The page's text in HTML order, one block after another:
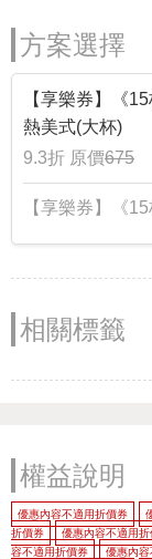
方案選擇
【享樂券】《
熱美式(大杯)
9.3折 原價675
【享樂券】《
相關標籤
權益說明
優惠內容不適用折價券
折價券
優惠內容不適用折
容不適用折價券
優惠內